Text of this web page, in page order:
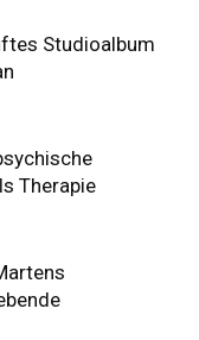
Studioalbum
Therapie